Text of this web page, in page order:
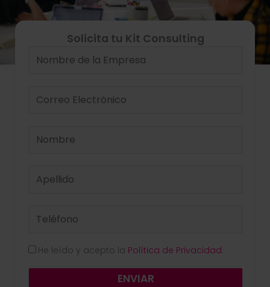
Solicita tu Kit Consulting
He leído y acepto la Política de Privacidad.
ENVIAR